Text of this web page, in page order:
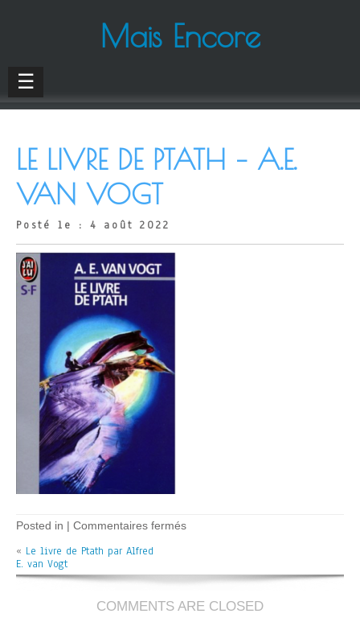
Mais Encore
☰
LE LIVRE DE PTATH – A.E.
VAN VOGT
Posté le : 4 août 2022
Posted in | Commentaires ferméssur
Ptath
A.E.
van
« Le livre de Ptath par Alfred
E. van Vogt
COMMENTS ARE CLOSED